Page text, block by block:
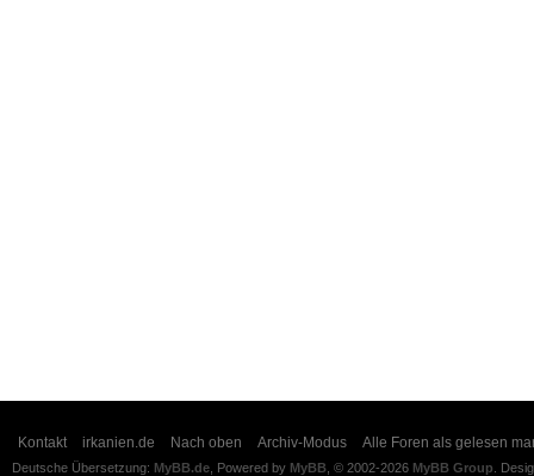
Kontakt irkanien.de Nach oben Archiv-Modus Alle Foren als gelesen
Deutsche Übersetzung: MyBB.de , Powered by MyBB , © 2002-2026 MyBB Group